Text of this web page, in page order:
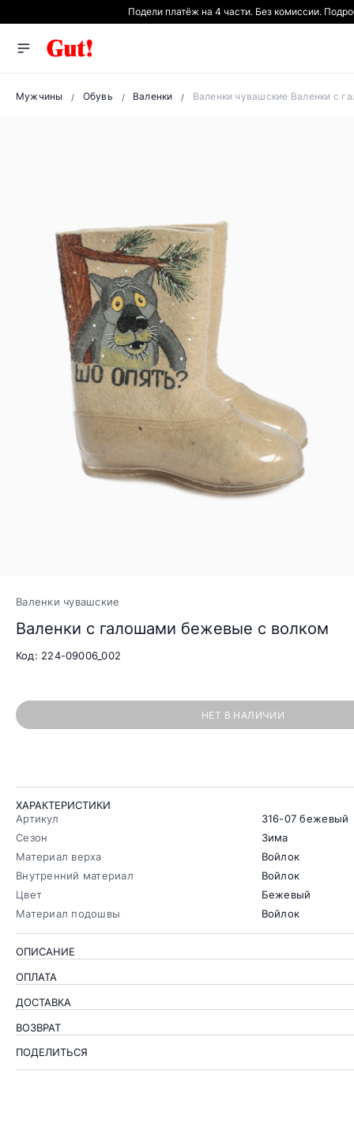
Подели платёж на 4 части. Без комиссии.
Мужчины Обувь Валенки Валенки чувашские Валенки с
Валенки чувашские
Валенки с галошами бежевые с волком
Код: 224-09006_002
НЕТ В НАЛИЧИИ
ХАРАКТЕРИСТИКИ
Артикул
316-07 бежевый
Сезон
Зима
Материал верха
Войлок
Внутренний материал
Войлок
Цвет
Бежевый
Материал подошвы
Войлок
ОПИСАНИЕ
ОПЛАТА
ДОСТАВКА
ВОЗВРАТ
ПОДЕЛИТЬСЯ